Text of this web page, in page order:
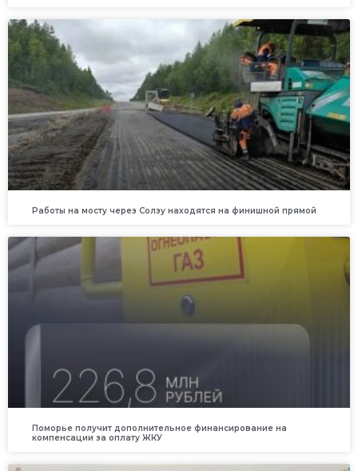
Работы на мосту через Солзу находятся на финишной прямой
Поморье получит дополнительное финансирование на
компенсации за оплату ЖКУ